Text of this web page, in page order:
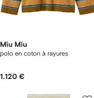
Miu Miu
polo en coton à rayures
1.120 €